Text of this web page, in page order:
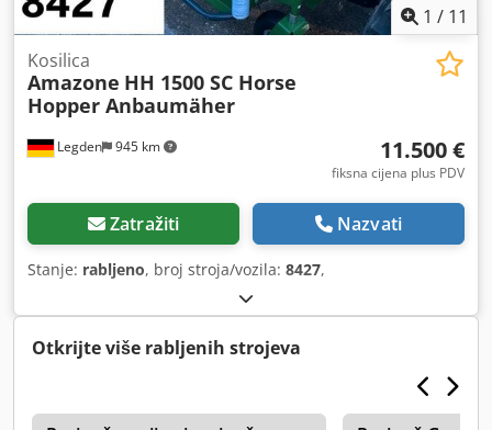
1 / 11
Legden 945 km
Kosilica
Amazone HH 1500 SC Horse
Hopper Anbaumäher
11.500 €
fiksna cijena plus PDV
Zatražiti Nazvati
Stanje: rabljeno, broj stroja/vozila: 8427,
Otkrijte više rabljenih strojeva